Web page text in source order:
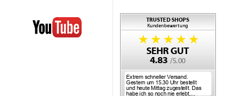
Mediherz